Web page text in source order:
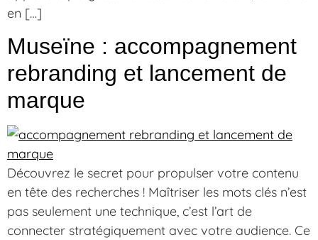
en […]
Museïne : accompagnement
rebranding et lancement de
marque
Découvrez le secret pour propulser votre contenu
en tête des recherches ! Maîtriser les mots clés n’est
pas seulement une technique, c’est l’art de
connecter stratégiquement avec votre audience. Ce